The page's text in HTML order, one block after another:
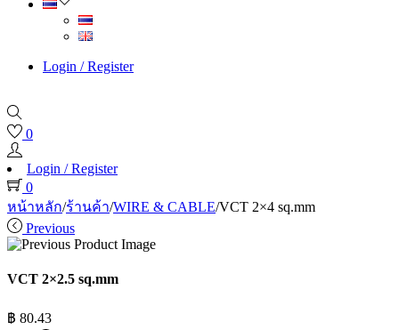
Login / Register
0
Login / Register
0
หน้าหลัก/ร้านค้า/WIRE & CABLE/VCT 2×4 sq.mm
Previous
VCT 2×2.5 sq.mm
฿ 80.43